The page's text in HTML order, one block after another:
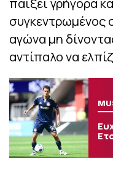
παίξει γρήγορα
συγκεντρωμένος
αγώνα μη
αντίπαλο να